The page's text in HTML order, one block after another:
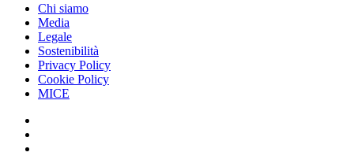
Chi siamo
Media
Legale
Sostenibilità
Privacy Policy
Cookie Policy
MICE